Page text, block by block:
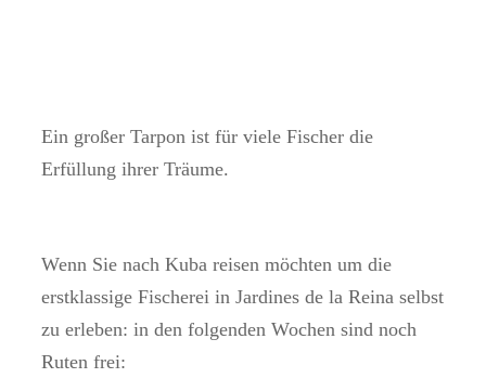
Ein großer Tarpon ist für viele Fischer die
Erfüllung ihrer Träume.
Wenn Sie nach Kuba reisen möchten um die
erstklassige Fischerei in Jardines de la Reina selbst
zu erleben: in den folgenden Wochen sind noch
Ruten frei: